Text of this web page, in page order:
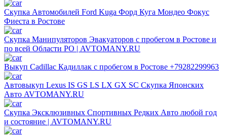
Скупка Автомобилей Ford Kuga Форд Куга Мондео Фокус
Фиеста в Ростове
Скупка Манипуляторов Эвакуаторов с пробегом в Ростове и
по всей Области РО | AVTOMANY.RU
Выкуп Cadillac Кадиллак с пробегом в Ростове +79282299963
Автовыкуп Lexus IS GS LS LX GX SC Скупка Японских
Авто AVTOMANY.RU
Скупка Эксклюзивных Спортивных Редких Авто любой год
и состояние | AVTOMANY.RU